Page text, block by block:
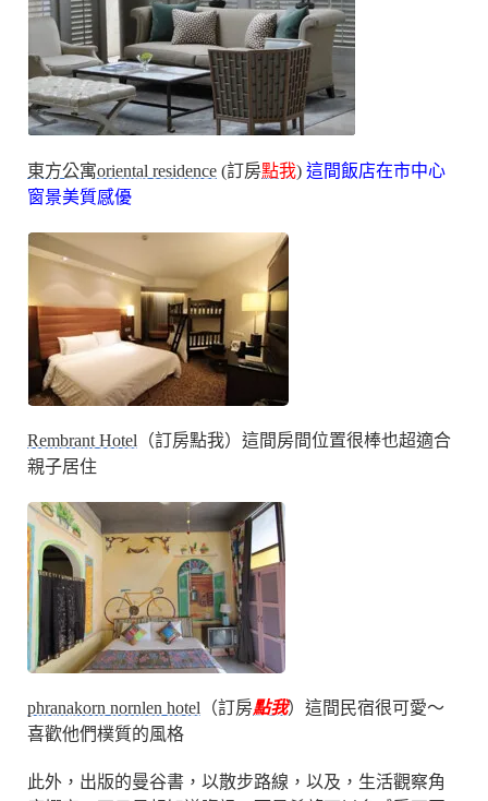
東方公寓oriental residence (訂房點我) 這間飯店在市中心
窗景美質感優
Rembrant Hotel （訂房點我）這間房間位置很棒也超適合
親子居住
phranakorn nornlen hotel （訂房點我）這間民宿很可愛～
喜歡他們樸質的風格
此外，出版的曼谷書，以散步路線，以及，生活觀察角